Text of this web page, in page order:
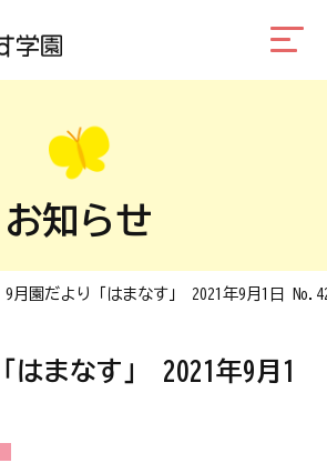
お知らせ
9月園だより「はまなす」 2021年9月1日
はまなす」 2021年9月1